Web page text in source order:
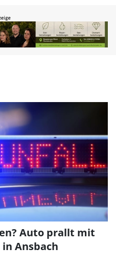
Auto prallt mit
Ansbach